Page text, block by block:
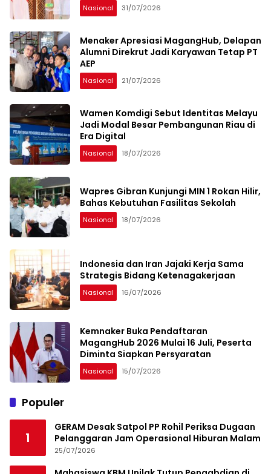
Nasional 31/07/2026
Menaker Apresiasi MagangHub, Delapan
Alumni Direkrut Jadi Karyawan Tetap PT
AEP
Nasional 21/07/2026
Wamen Komdigi Sebut Identitas Melayu
Jadi Modal Besar Pembangunan Riau di
Era Digital
Nasional 18/07/2026
Wapres Gibran Kunjungi MIN 1 Rokan Hilir,
Bahas Kebutuhan Fasilitas Sekolah
Nasional 18/07/2026
Indonesia dan Iran Jajaki Kerja Sama
Strategis Bidang Ketenagakerjaan
Nasional 16/07/2026
Kemnaker Buka Pendaftaran
MagangHub 2026 Mulai 16 Juli, Peserta
Diminta Siapkan Persyaratan
Nasional 15/07/2026
Populer
1
GERAM Desak Satpol PP Rohil Periksa Dugaan
Pelanggaran Jam Operasional Hiburan Malam
25/07/2026